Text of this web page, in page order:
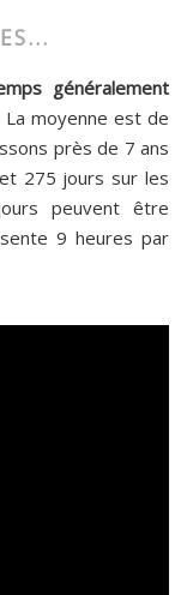
généralement
moyenne est de
près de 7 ans
275 jours sur les
peuvent être
9 heures par